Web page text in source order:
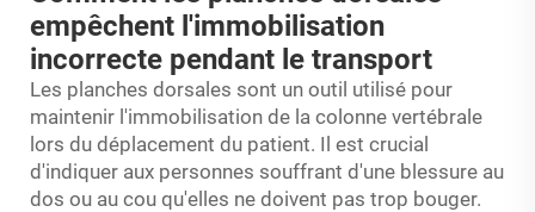
empêchent l'immobilisation
incorrecte pendant le transport
Les planches dorsales sont un outil utilisé pour
maintenir l'immobilisation de la colonne vertébrale
lors du déplacement du patient. Il est crucial
d'indiquer aux personnes souffrant d'une blessure au
dos ou au cou qu'elles ne doivent pas trop bouger.